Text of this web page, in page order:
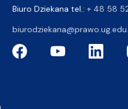
Biuro Dziekana tel.: + 48 58